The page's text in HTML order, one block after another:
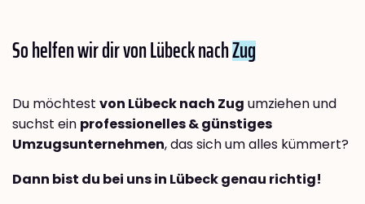
So helfen wir dir von Lübeck nachZug
Du möchtest von Lübeck nach Zug umziehen und
suchst ein professionelles & günstiges
Umzugsunternehmen, das sich um alles kümmert?
Dann bist du bei uns in Lübeck genau richtig!